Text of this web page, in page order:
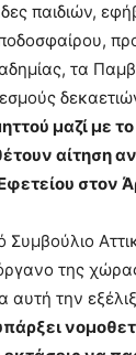
παιδιών,
τα
μαζί με
αίτηση
στον
Συμβούλιο
της
αυτή την